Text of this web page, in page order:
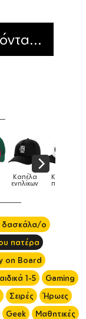
Καπέλα
παιδικά
δασκάλα/ο
πατέρα
on Board
1-5
Gaming
Σειρές
Ήρωες
Geek
Μαθητικές